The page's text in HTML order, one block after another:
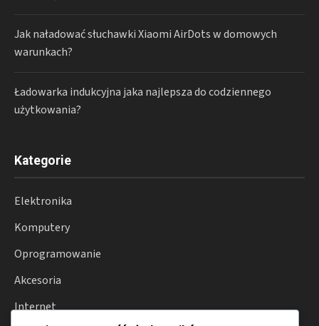
Jak naładować słuchawki Xiaomi AirDots w domowych
warunkach?
Ładowarka indukcyjna jaka najlepsza do codziennego
użytkowania?
Kategorie
Elektronika
Komputery
Oprogramowanie
Akcesoria
Internet